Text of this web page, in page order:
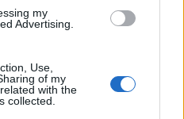
my
Advertising.
Use,
of my
with the
collected.
StaraTV
Autot
Elokuvat